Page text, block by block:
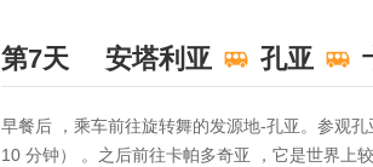
第7天 安塔利亚 孔亚
早餐后 ，乘车前往旋转舞的发源地-孔亚。参观
10 分钟） 。之后前往卡帕多奇亚 ，它是世界上